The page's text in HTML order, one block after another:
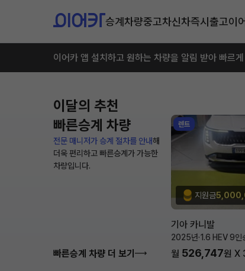
승계차량중고차신차즉시출고이
이어카 앱 설치하고 원하는 차량을 알림 받아 빠르
이달의 추천
빠른승계 차량
전문 매니저가 승계 절차를 안내해
더욱 편리하고 빠른승계가 가능한
차량입니다.
빠른승계 차량 더 보기
렌트
지원금
기아 카니발
2025년·1.6 HEV 9인
월 526,747원 X